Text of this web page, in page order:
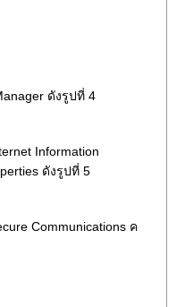
ดังรูปที่ 4
Information
ดังรูปที่ 5
Communications ค